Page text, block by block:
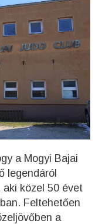
a Mogyi Bajai
legendáról
aki közel 50 évet
Feltehetően
a